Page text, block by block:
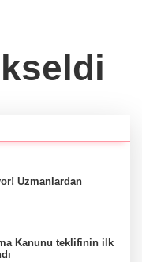
Uzmanlardan
Kanunu teklifinin ilk